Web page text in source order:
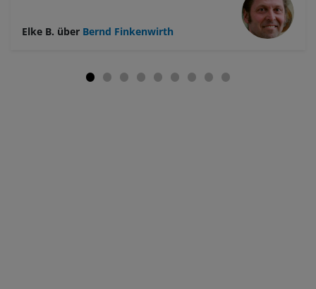
Elke B. über Bernd Finkenwirth